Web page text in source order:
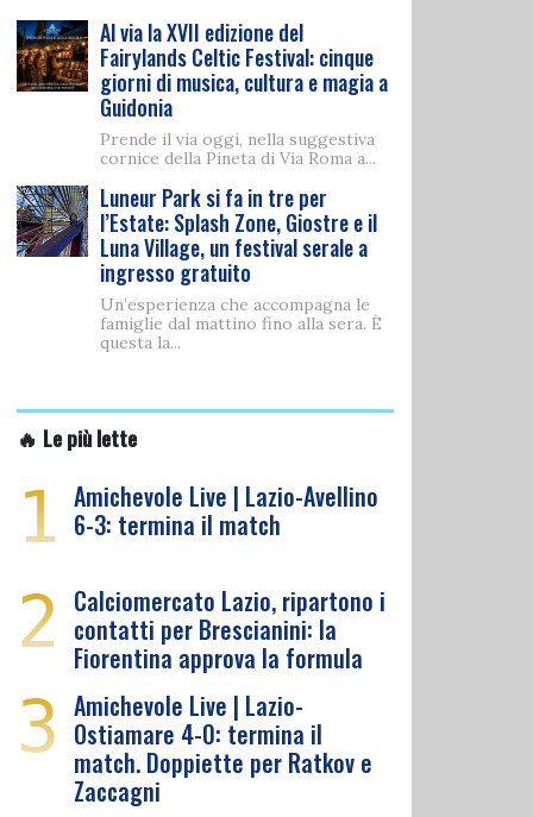
Al via la XVII edizione del
Fairylands Celtic Festival: cinque
giorni di musica, cultura e magia a
Guidonia
Prende il via oggi, nella suggestiva
cornice della Pineta di Via Roma a...
Luneur Park si fa in tre per
l’Estate: Splash Zone, Giostre e il
Luna Village, un festival serale a
ingresso gratuito
Un’esperienza che accompagna le
famiglie dal mattino fino alla sera. È
questa la...
🔥 Le più lette
1 Amichevole Live | Lazio-Avellino
6-3: termina il match
2 Calciomercato Lazio, ripartono i
contatti per Brescianini: la
Fiorentina approva la formula
3 Amichevole Live | Lazio-
Ostiamare 4-0: termina il
match. Doppiette per Ratkov e
Zaccagni